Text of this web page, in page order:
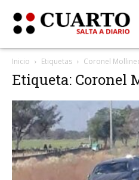
Inicio Etiquetas Coronel
Etiqueta: Coronel